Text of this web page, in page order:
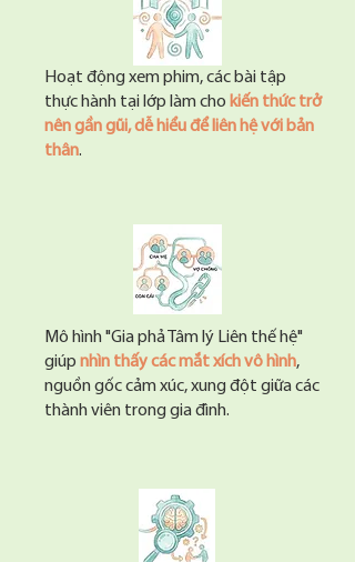
Hoạt động xem phim, các bài tập
thực hành tại lớp làm cho kiến thức trở
nên gần gũi, dễ hiểu để liên hệ với bản
thân.
Mô hình "Gia phả Tâm lý Liên thế hệ"
giúp nhìn thấy các mắt xích vô hình,
nguồn gốc cảm xúc, xung đột giữa các
thành viên trong gia đình.